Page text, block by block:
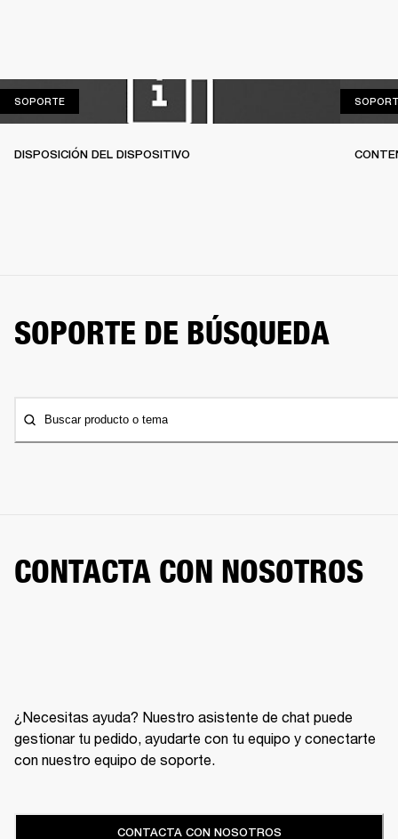
SOPORTESOPORTE
DISPOSICIÓN DEL DISPOSITIVO
SOPORTE DE BÚSQUEDA
Buscar producto o tema
CONTACTA CON NOSOTROS
¿Necesitas ayuda? Nuestro asistente de chat puede
gestionar tu pedido, ayudarte con tu equipo y conectarte
con nuestro equipo de soporte.
CONTACTA CON NOSOTROS